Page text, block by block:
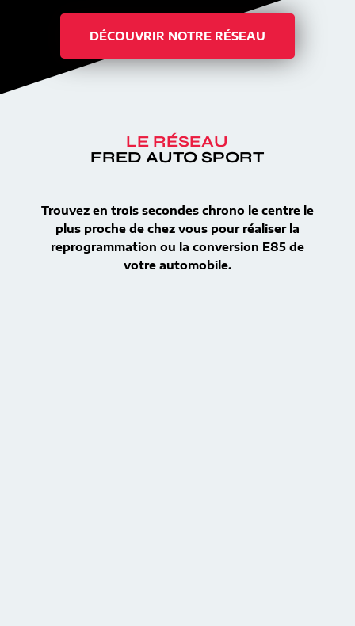
DÉCOUVRIR NOTRE RÉSEAU
LE RÉSEAU
FRED AUTO SPORT
Trouvez en trois secondes chrono le centre le
plus proche de chez vous pour réaliser la
reprogrammation ou la conversion E85 de
votre automobile.